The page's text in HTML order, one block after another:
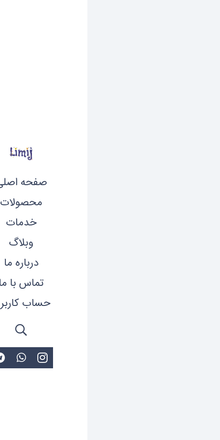
صفحه
محصولات
خدمات
وبلاگ
درباره ما
تماس با
حساب
فیگور فانکو پاپ
افزودن به